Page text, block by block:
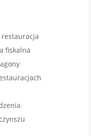
fiskalna